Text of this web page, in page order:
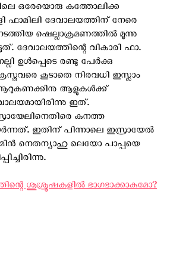
ഒരേയൊരു കത്തോലിക്ക
ഫാമിലി ദേവാലയത്തിന് നേരെ
ഷെല്ലാക്രമണത്തിൽ മൂന്നു
ദേവാലയത്തിന്റെ വികാരി ഫാ.
ഉൾപ്പെടെ രണ്ടു പേർക്കു
കൂടാതെ നിരവധി ഇസ്ലാം
നൂറുകണക്കിനു ആളുകള്‍ക്ക്
ഇത്.
കനത്ത
ഇതിന് പിന്നാലെ ഇസ്രായേല്‍
നെതന്യാഹു ലെയോ പാപ്പയെ
ശുശ്രൂഷകളില്‍ ഭാഗഭാക്കാകുമോ?